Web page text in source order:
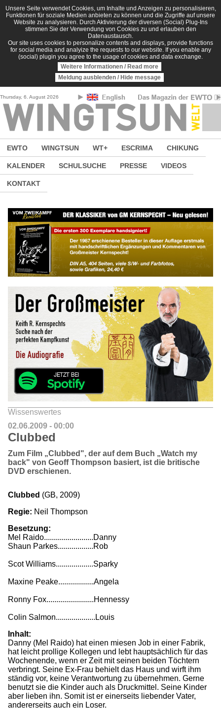
Direkt zum Inhalt
Unsere Seite verwendet Cookies, um Inhalte und Anzeigen zu personalisieren,
Funktionen für soziale Medien anbieten zu können und die Zugriffe auf unsere
Website zu analysieren. Durch Aktivierung der diversen (Social) Plug-Ins
stimmen Sie der Verwendung von Cookies zu und erlauben den
Datenaustausch.
Our site uses cookies to personalize contents and displays, provide functions
for social media and analyize the requests to our website. If you enable any
(social) plugin you agree to the usage of cookies and data exchange.
Weitere Informationen / Read more
Meldung ausblenden / Hide message
Thursday, 6. August 2026
EWTO WINGTSUN WT+ ESCRIMA CHIKUNG
KALENDER SCHULSUCHE PRESSE VIDEOS
KONTAKT
Wissenswertes
02.06.2009 - 00:00
Clubbed
Zum Film „Clubbed", der auf dem Buch „Watch my
back" von Geoff Thompson basiert, ist die britische
DVD erschienen.
Clubbed (GB, 2009)
Regie: Neil Thompson
Besetzung:
Mel Raido.........................Danny
Shaun Parkes..................Rob
Scot Williams...................Sparky
Maxine Peake..................Angela
Ronny Fox........................Hennessy
Colin Salmon....................Louis
Inhalt:
Danny (Mel Raido) hat einen miesen Job in einer Fabrik,
hat leicht prollige Kollegen und lebt hauptsächlich für das
Wochenende, wenn er Zeit mit seinen beiden Töchtern
verbringt. Seine Ex-Frau behielt das Haus und wirft ihm
ständig vor, keine Verantwortung zu übernehmen. Gerne
benutzt sie die Kinder auch als Druckmittel. Seine Kinder
aber lieben ihn. Somit ist er einerseits liebender Vater,
andererseits auch ein Loser.